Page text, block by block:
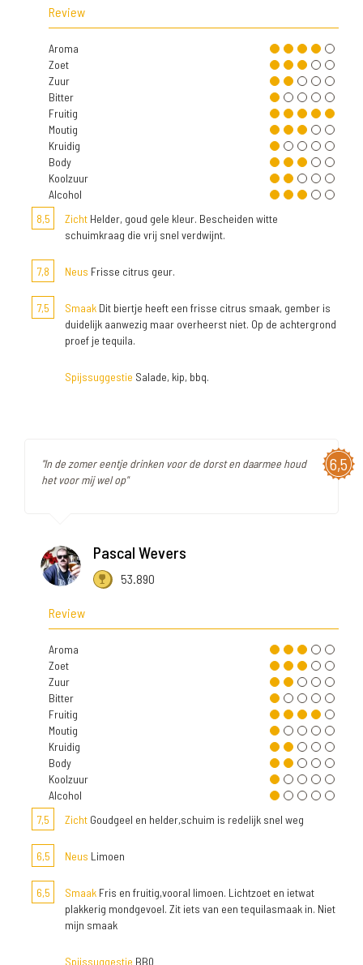
Review
Aroma
Zoet
Zuur
Bitter
Fruitig
Moutig
Kruidig
Body
Koolzuur
Alcohol
8,5
Zicht Helder, goud gele kleur. Bescheiden witte
schuimkraag die vrij snel verdwijnt.
7,8 Neus Frisse citrus geur.
7,5 Smaak Dit biertje heeft een frisse citrus smaak, gember is
duidelijk aanwezig maar overheerst niet. Op de achtergrond
proef je tequila.
Spijssuggestie Salade, kip, bbq.
6,5
"In de zomer eentje drinken voor de dorst en daarmee houd
het voor mij wel op"
Pascal Wevers
53.890
Review
Aroma
Zoet
Zuur
Bitter
Fruitig
Moutig
Kruidig
Body
Koolzuur
Alcohol
7,5
Zicht Goudgeel en helder,schuim is redelijk snel weg
6,5 Neus Limoen
6,5 Smaak Fris en fruitig,vooral limoen. Lichtzoet en ietwat
plakkerig mondgevoel. Zit iets van een tequilasmaak in. Niet
mijn smaak
Spijssuggestie BBQ